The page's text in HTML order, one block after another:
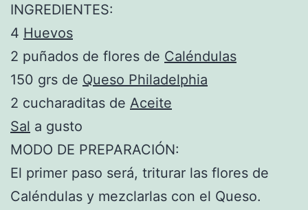
INGREDIENTES:
4 Huevos
2 puñados de flores de Caléndulas
150 grs de Queso Philadelphia
2 cucharaditas de Aceite
Sal a gusto
MODO DE PREPARACIÓN:
El primer paso será, triturar las flores de
Caléndulas y mezclarlas con el Queso.